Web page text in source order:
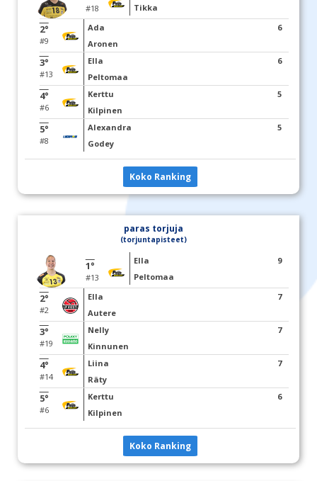
#18 Tikka
2°
#9
Ada
Aronen
6
3°
#13
Ella
Peltomaa
6
4°
#6
Kerttu
Kilpinen
5
5°
#8
Alexandra
Godey
5
Koko Ranking
paras torjuja
(torjuntapisteet)
1°
#13
Ella
Peltomaa
9
2°
#2
Ella
Autere
7
3°
#19
Nelly
Kinnunen
7
4°
#14
Liina
Räty
7
5°
#6
Kerttu
Kilpinen
6
Koko Ranking